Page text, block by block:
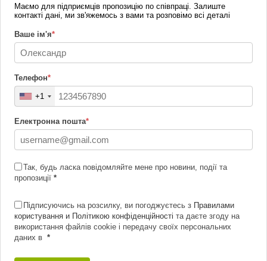
Маємо для підприємців пропозицію по співпраці. Залиште
контакті дані, ми зв'яжемось з вами та розповімо всі деталі
Ваше ім'я*
Телефон*
+1
Електронна пошта*
Так, будь ласка повідомляйте мене про новини, події та
пропозиції *
Підписуючись на розсилку, ви погоджуєтесь з Правилами
користування и Політикою конфіденційності та даєте згоду на
використання файлів cookie і передачу своїх персональних
даних в *